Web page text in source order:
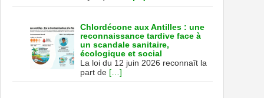
Chlordécone aux Antilles : une
reconnaissance tardive face à
un scandale sanitaire,
écologique et social
La loi du 12 juin 2026 reconnaît la
part de […]